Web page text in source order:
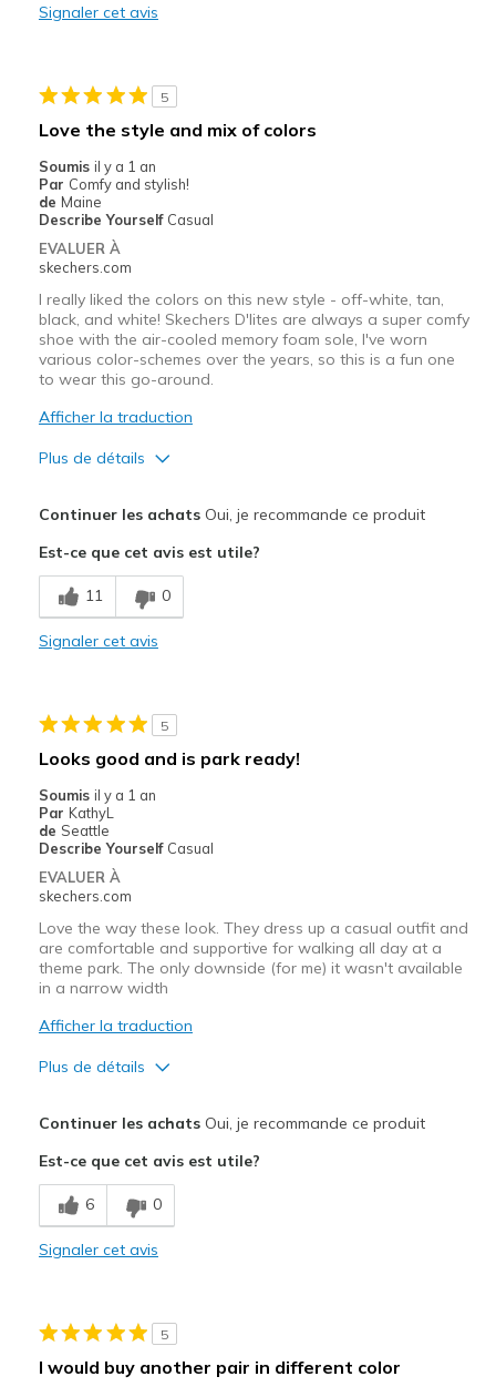
Les meilleures utilisations
Width
Feels too wide
Sizing
Feels half size too big
Signaler cet avis
5
Love the style and mix of colors
Soumis il y a 1 an
Par Comfy and stylish!
de Maine
Describe Yourself Casual
EVALUER À
skechers.com
I really liked the colors on this new style - off-white, tan,
black, and white! Skechers D'lites are always a super comfy
shoe with the air-cooled memory foam sole, I've worn
various color-schemes over the years, so this is a fun one
to wear this go-around.
Afficher la traduction
Plus de détails
Comfortable
Durable
Casual Wear
Width
Sizing
Feels true to size
View On Shoes
Continuer les achatsOui, je recommande ce produit
Est-ce que cet avis est utile?
11 0
Signaler cet avis
5
Looks good and is park ready!
Soumis il y a 1 an
Par KathyL
de Seattle
Describe Yourself Casual
EVALUER À
skechers.com
Love the way these look. They dress up a casual outfit and
are comfortable and supportive for walking all day at a
theme park. The only downside (for me) it wasn't available
in a narrow width
Afficher la traduction
Plus de détails
Comfortable
Stylish
Travel
Continuer les achatsOui, je recommande ce produit
Est-ce que cet avis est utile?
6 0
Signaler cet avis
5
I would buy another pair in different color